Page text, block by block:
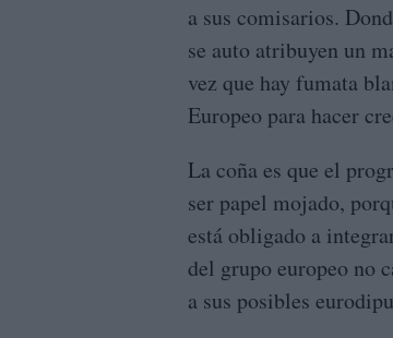
a sus comisarios.
se auto atribuyen un
vez que hay fumata
Europeo para hacer
La coña es que el
ser papel mojado,
está obligado a
del grupo europeo no
a sus posibles